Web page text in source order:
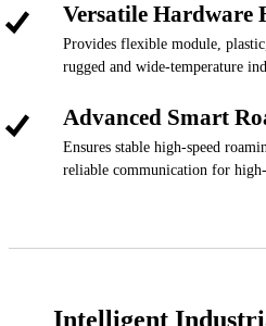
Versatile Hardware
Provides flexible module,
rugged and wide-temperature
Advanced Smart
Ensures stable high-speed
reliable communication for
Intelligent